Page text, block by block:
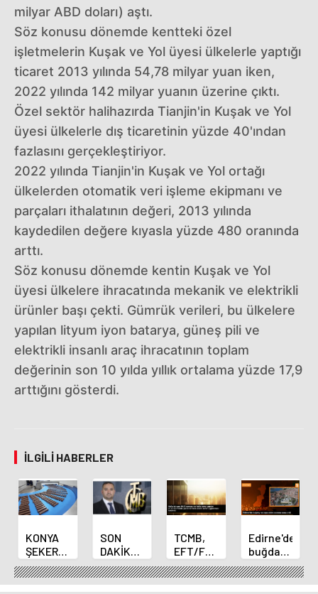
milyar ABD doları) aştı.
Söz konusu dönemde kentteki özel
işletmelerin Kuşak ve Yol üyesi ülkelerle yaptığı
ticaret 2013 yılında 54,78 milyar yuan iken,
2022 yılında 142 milyar yuanın üzerine çıktı.
Özel sektör halihazırda Tianjin'in Kuşak ve Yol
üyesi ülkelerle dış ticaretinin yüzde 40'ından
fazlasını gerçekleştiriyor.
2022 yılında Tianjin'in Kuşak ve Yol ortağı
ülkelerden otomatik veri işleme ekipmanı ve
parçaları ithalatının değeri, 2013 yılında
kaydedilen değere kıyasla yüzde 480 oranında
arttı.
Söz konusu dönemde kentin Kuşak ve Yol
üyesi ülkelere ihracatında mekanik ve elektrikli
ürünler başı çekti. Gümrük verileri, bu ülkelere
yapılan lityum iyon batarya, güneş pili ve
elektrikli insanlı araç ihracatının toplam
değerinin son 10 yılda yıllık ortalama yüzde 17,9
arttığını gösterdi.
İLGILI HABERLER
KONYA
ŞEKER
YILLIK 7
BİN 500
SON
DAKİKA
HABERİ:
Yeni
TCMB,
EFT/FAST
işlemleri
için
Edirne'de
buğday
ve arpa
ekim